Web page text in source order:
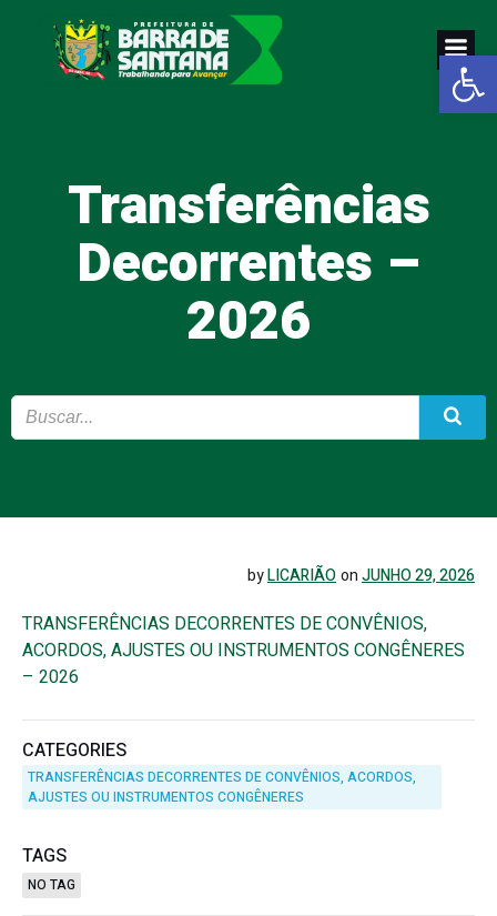
Abrir
Pular
para
o
conteúdo
Transferências
Decorrentes –
2026
byLICARIÃOonJUNHO 29, 2026
TRANSFERÊNCIAS DECORRENTES DE CONVÊNIOS,
ACORDOS, AJUSTES OU INSTRUMENTOS CONGÊNERES
– 2026
CATEGORIES
TRANSFERÊNCIAS DECORRENTES DE CONVÊNIOS, ACORDOS,
AJUSTES OU INSTRUMENTOS CONGÊNERES
TAGS
NO TAG